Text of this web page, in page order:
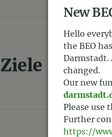
Ziele
New
Hello
the BEO
Darmstadt.
changed.
Our new
Please use
Further
https://